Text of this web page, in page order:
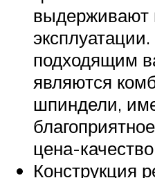
выдерживают
подходящим
являются
шпиндели,
цена-
Конструкция